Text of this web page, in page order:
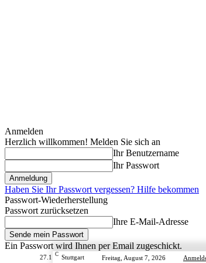
Anmelden
Herzlich willkommen! Melden Sie sich an
Ihr Benutzername
Ihr Passwort
Haben Sie Ihr Passwort vergessen? Hilfe bekommen
Passwort-Wiederherstellung
Passwort zurücksetzen
Ihre E-Mail-Adresse
Ein Passwort wird Ihnen per Email zugeschickt.
27.1 C Stuttgart Freitag, August 7, 2026